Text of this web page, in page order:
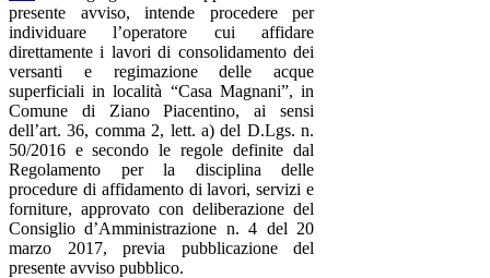
presente avviso, intende procedere per
individuare l’operatore cui affidare
direttamente i lavori di consolidamento dei
versanti e regimazione delle acque
superficiali in località “Casa Magnani”, in
Comune di Ziano Piacentino, ai sensi
dell’art. 36, comma 2, lett. a) del D.Lgs. n.
50/2016 e secondo le regole definite dal
Regolamento per la disciplina delle
procedure di affidamento di lavori, servizi e
forniture, approvato con deliberazione del
Consiglio d’Amministrazione n. 4 del 20
marzo 2017, previa pubblicazione del
presente avviso pubblico.